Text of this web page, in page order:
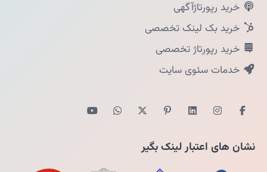
خرید رپورتاژآگهی
خرید بک لینک تخصصی
خرید رپورتاژ تخصصی
خدمات سئوی سایت
نشان های اعتبار لینک بگیر